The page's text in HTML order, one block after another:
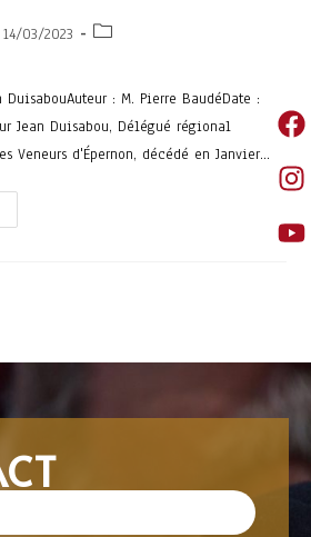
14/03/2023
: M. Pierre BaudéDate :
Jean Duisabou, Délégué régional
Veneurs d'Épernon, décédé en Janvier…